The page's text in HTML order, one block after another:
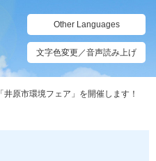
Other Languages
文字色変更／音声読み上げ
「井原市環境フェア」を開催します！